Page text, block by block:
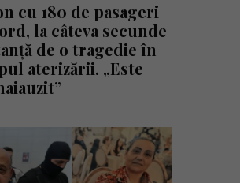
cu 180 de pasageri
la câteva secunde
de o tragedie în
aterizării. „Este